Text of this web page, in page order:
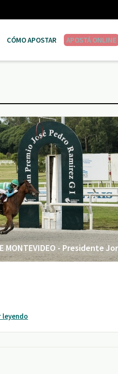
CÓMO APOSTAR APOSTÁ ONLINE
MONTEVIDEO - Presidente
leyendo